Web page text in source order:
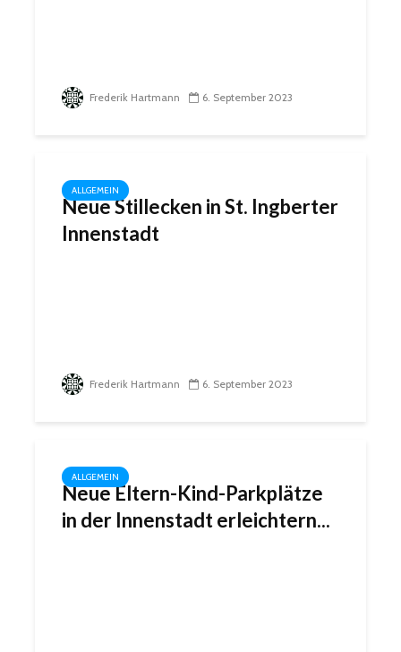
Frederik Hartmann 6. September 2023
ALLGEMEIN
Neue Stillecken in St. Ingberter
Innenstadt
Frederik Hartmann 6. September 2023
ALLGEMEIN
Neue Eltern-Kind-Parkplätze
in der Innenstadt erleichtern...